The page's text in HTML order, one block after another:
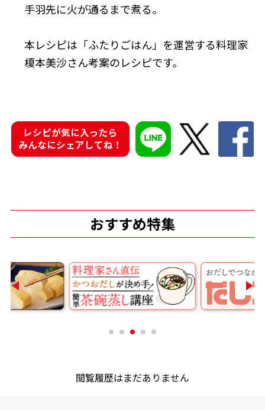
『踊り節』
鰹節屋の
だしパック
おすすめサイト
手羽先に火が通るまで煮る。
本レシピは「ふたりごはん」を運営する料理家
榎本美沙さん考案のレシピです。
レシピが気に入ったら
みんなにシェアしてね！
おすすめ特集
閲覧履歴はまだありません